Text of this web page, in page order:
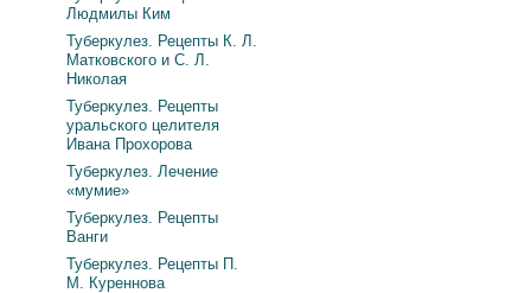
Людмилы Ким
Туберкулез. Рецепты К. Л.
Матковского и С. Л.
Николая
Туберкулез. Рецепты
уральского целителя
Ивана Прохорова
Туберкулез. Лечение
«мумие»
Туберкулез. Рецепты
Ванги
Туберкулез. Рецепты П.
М. Куреннова